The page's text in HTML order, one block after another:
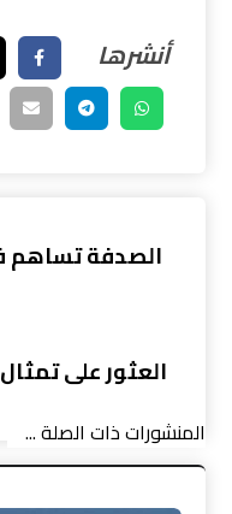
الصدفة تساهم
العثور على
المنشورات ذات الصلة ...